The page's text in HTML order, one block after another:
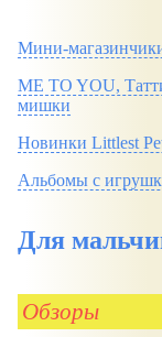
Мини-
ME TO YOU,
мишки
Новинки Littlest
Альбомы с
Для
Обзоры